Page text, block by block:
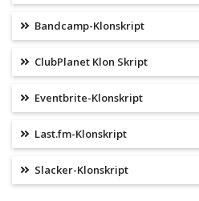
Bandcamp-Klonskript
ClubPlanet Klon Skript
Eventbrite-Klonskript
Last.fm-Klonskript
Slacker-Klonskript